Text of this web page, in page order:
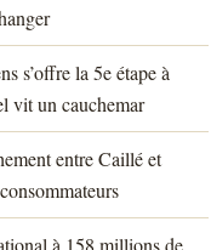
s’offre la 5e étape à
vit un cauchemar
entre Caillé et
à 158 millions de